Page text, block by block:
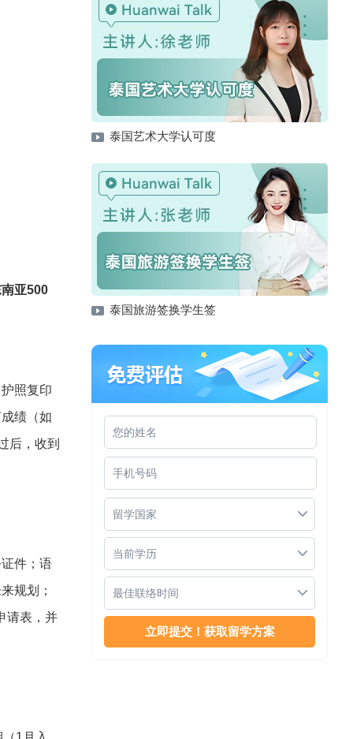
亚500
照复印
绩（如
后，收到
件；语
规划；
请表，并
泰国艺术大学认可度
泰国旅游签换学生签
玛希隆大学口腔硕士申请难度
留学国家
当前学历
最佳联络时间